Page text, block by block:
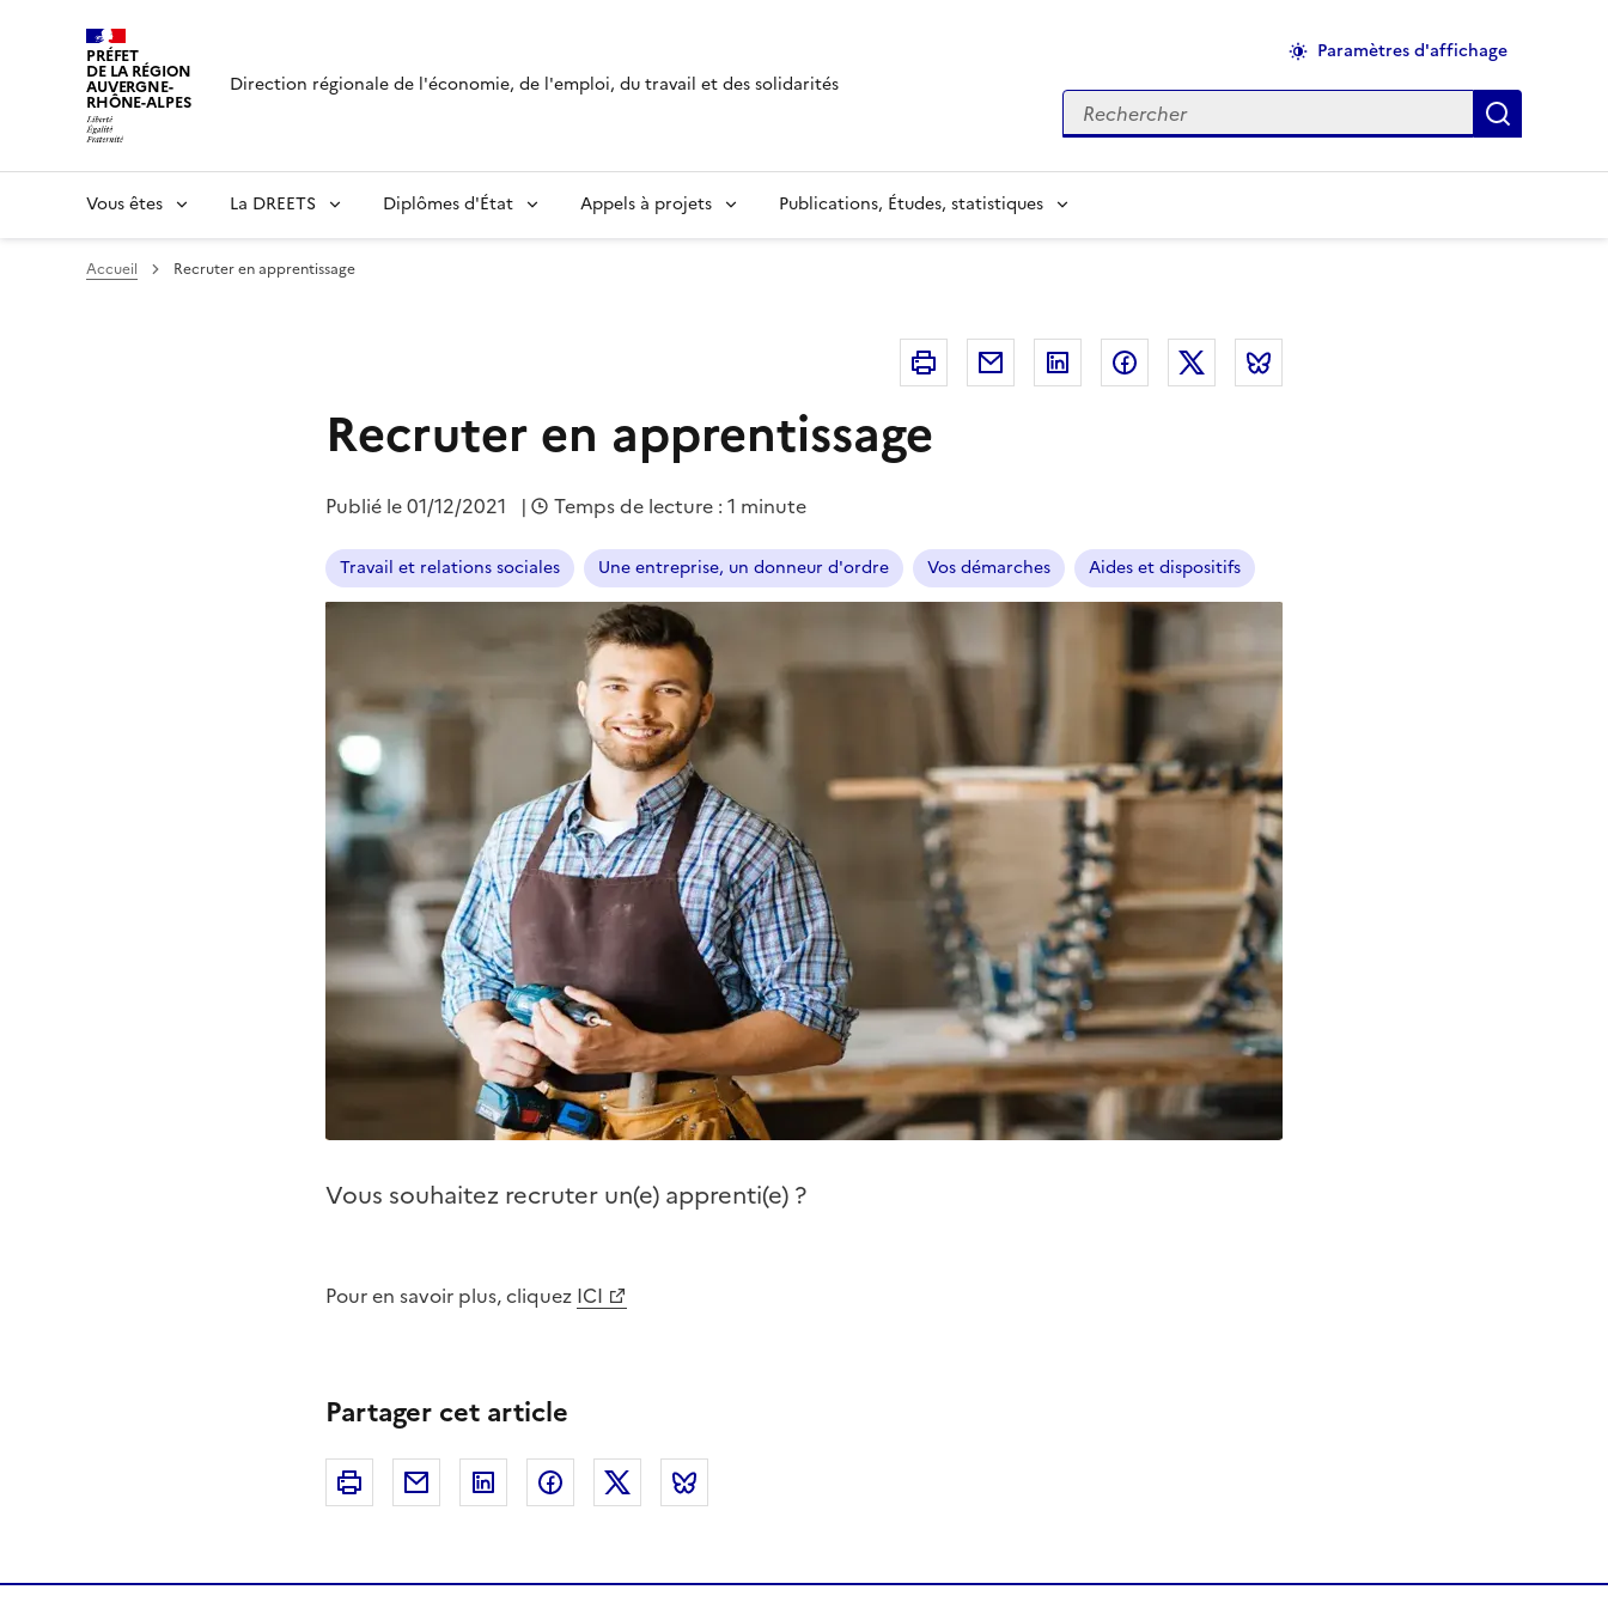
PRÉFET
DE LA RÉGION
AUVERGNE-
RHÔNE-ALPES
Direction régionale de l'économie, de l'emploi, du travail et des solidarités
Paramètres d'affichage
Rechercher
Vous êtes La DREETS Diplômes d'État Appels à projets Publications, Études, statistiques
Accueil Recruter en apprentissage
Imprimer Courriel Linkedin FacebookTwitter
Recruter en apprentissage
Publié le01/12/2021 | Temps de lecture : 1 minute
Travail et relations sociales Une entreprise, un donneur d'ordre Vos démarches Aides et dispositifs
Vous souhaitez recruter un(e) apprenti(e) ?
Pour en savoir plus, cliquez ICI
Partager cet article
Imprimer Courriel Linkedin FacebookTwitter